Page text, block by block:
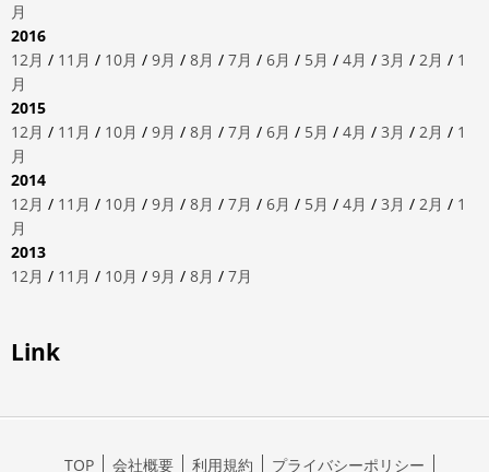
月
2016
12月 / 11月 / 10月 / 9月 / 8月 / 7月 / 6月 / 5月 / 4月 / 3月 / 2月 / 1
月
2015
12月 / 11月 / 10月 / 9月 / 8月 / 7月 / 6月 / 5月 / 4月 / 3月 / 2月 / 1
月
2014
12月 / 11月 / 10月 / 9月 / 8月 / 7月 / 6月 / 5月 / 4月 / 3月 / 2月 / 1
月
2013
12月 / 11月 / 10月 / 9月 / 8月 / 7月
Link
TOP 会社概要 利用規約 プライバシーポリシー